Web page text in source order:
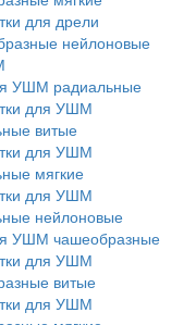
для дрели
нейлоновые
УШМ радиальные
для УШМ
витые
для УШМ
мягкие
для УШМ
нейлоновые
УШМ чашеобразные
для УШМ
витые
для УШМ